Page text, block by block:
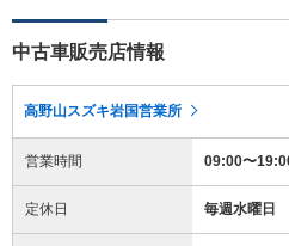
中古車販売店情報
高野山スズキ岩国営業所
営業時間 09:00〜
定休日 毎週水曜日